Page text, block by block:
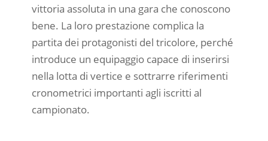
vittoria assoluta in una gara che conoscono
bene. La loro prestazione complica la
partita dei protagonisti del tricolore, perché
introduce un equipaggio capace di inserirsi
nella lotta di vertice e sottrarre riferimenti
cronometrici importanti agli iscritti al
campionato.